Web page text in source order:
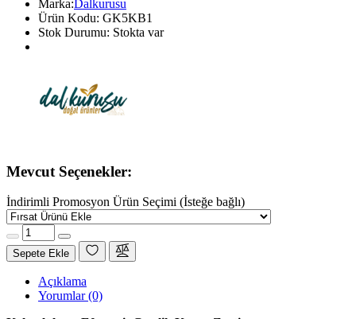
Marka:Dalkurusu
Ürün Kodu: GK5KB1
Stok Durumu: Stokta var
Mevcut Seçenekler:
İndirimli Promosyon Ürün Seçimi (İsteğe bağlı)
Sepete Ekle
Açıklama
Yorumlar (0)